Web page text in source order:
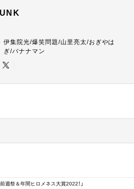
伊集院光/爆笑問題/山里亮太/おぎやは
ぎ/バナナマン
週祭＆年間ヒロメネス大賞2022！」